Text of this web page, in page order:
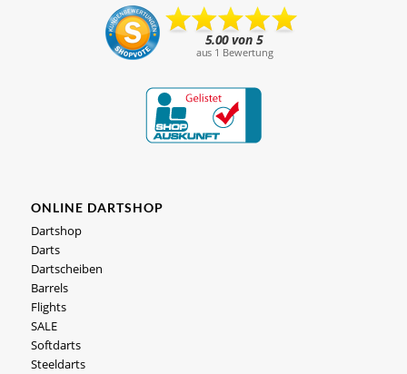
ONLINE DARTSHOP
Dartshop
Darts
Dartscheiben
Barrels
Flights
SALE
Softdarts
Steeldarts